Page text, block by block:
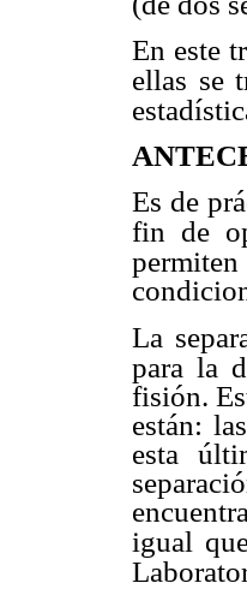
En este
ellas se
Es de
fin de
permiten
La
para la
fisión.
están:
esta
igual